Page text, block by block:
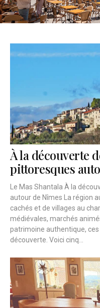
À la découverte
pittoresques
Le Mas Shantala À la
autour de Nîmes La région
cachés et de villages au
médiévales, marchés
patrimoine authentique,
découverte. Voici cinq...